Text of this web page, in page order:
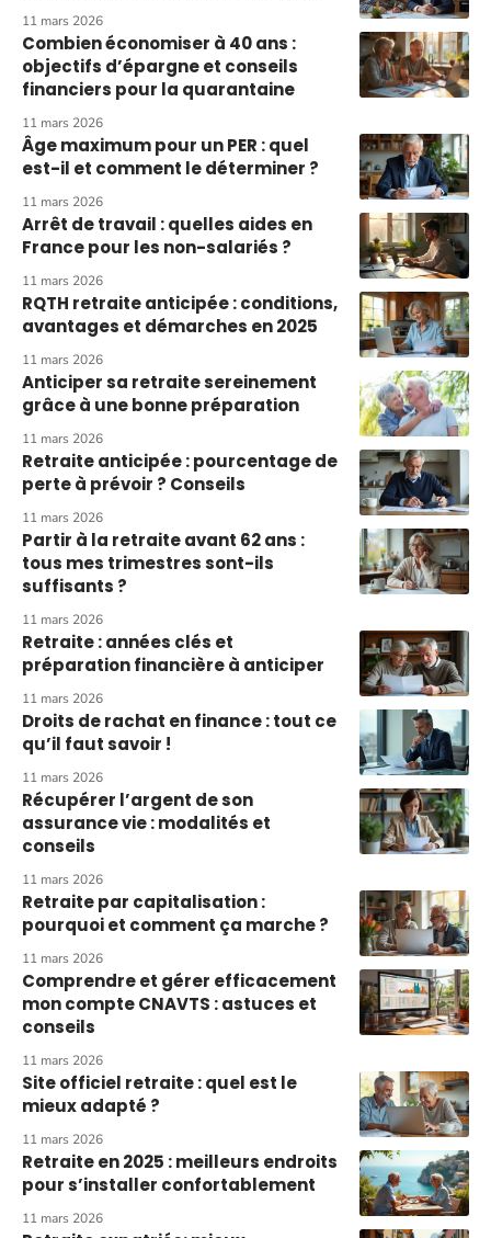
11 mars 2026
Combien économiser à 40 ans :
objectifs d’épargne et conseils
financiers pour la quarantaine
11 mars 2026
Âge maximum pour un PER : quel
est-il et comment le déterminer ?
11 mars 2026
Arrêt de travail : quelles aides en
France pour les non-salariés ?
11 mars 2026
RQTH retraite anticipée : conditions,
avantages et démarches en 2025
11 mars 2026
Anticiper sa retraite sereinement
grâce à une bonne préparation
11 mars 2026
Retraite anticipée : pourcentage de
perte à prévoir ? Conseils
11 mars 2026
Partir à la retraite avant 62 ans :
tous mes trimestres sont-ils
suffisants ?
11 mars 2026
Retraite : années clés et
préparation financière à anticiper
11 mars 2026
Droits de rachat en finance : tout ce
qu’il faut savoir !
11 mars 2026
Récupérer l’argent de son
assurance vie : modalités et
conseils
11 mars 2026
Retraite par capitalisation :
pourquoi et comment ça marche ?
11 mars 2026
Comprendre et gérer efficacement
mon compte CNAVTS : astuces et
conseils
11 mars 2026
Site officiel retraite : quel est le
mieux adapté ?
11 mars 2026
Retraite en 2025 : meilleurs endroits
pour s’installer confortablement
11 mars 2026